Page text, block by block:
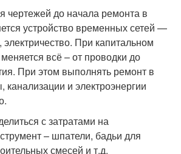
чертежей до начала ремонта в
устройство временных сетей —
При капитальном
всё – от проводки до
При этом выполнять ремонт в
канализации и электроэнергии
с затратами на
– шпатели, бадьи для
смесей и т.д.